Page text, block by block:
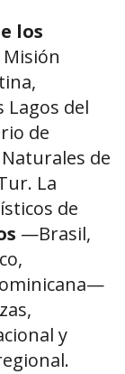
los
Misión
Lagos del
de
de
La
de
—Brasil,
y